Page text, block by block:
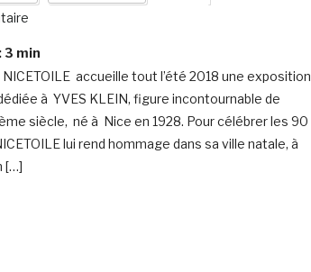
3 min
accueille tout l’été 2018 une exposition
à YVES KLEIN, figure incontournable de
siècle, né à Nice en 1928. Pour célébrer les 90
lui rend hommage dans sa ville natale, à
[…]